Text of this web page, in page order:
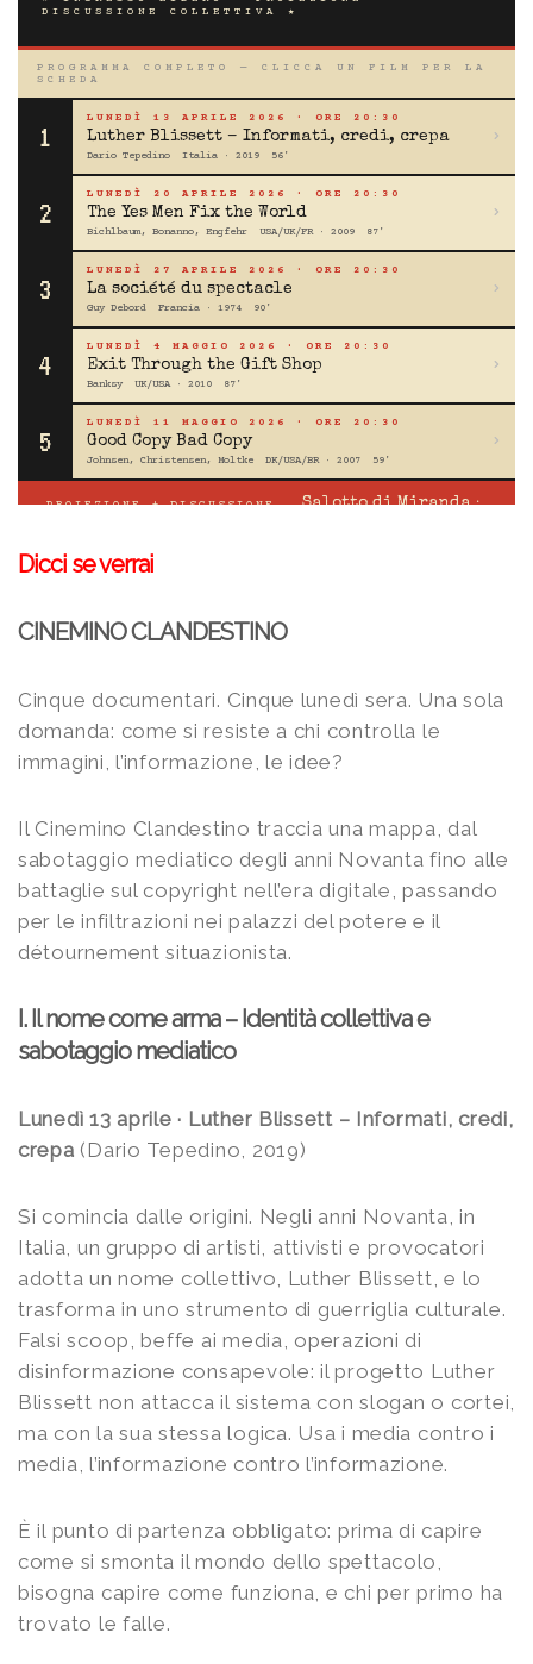
Dicci se verrai
CINEMINO CLANDESTINO
Cinque documentari. Cinque lunedì sera. Una sola
domanda: come si resiste a chi controlla le
immagini, l’informazione, le idee?
Il Cinemino Clandestino traccia una mappa, dal
sabotaggio mediatico degli anni Novanta fino alle
battaglie sul copyright nell’era digitale, passando
per le infiltrazioni nei palazzi del potere e il
détournement situazionista.
I. Il nome come arma – Identità collettiva e
sabotaggio mediatico
Lunedì 13 aprile · Luther Blissett – Informati, credi,
crepa (Dario Tepedino, 2019)
Si comincia dalle origini. Negli anni Novanta, in
Italia, un gruppo di artisti, attivisti e provocatori
adotta un nome collettivo, Luther Blissett, e lo
trasforma in uno strumento di guerriglia culturale.
Falsi scoop, beffe ai media, operazioni di
disinformazione consapevole: il progetto Luther
Blissett non attacca il sistema con slogan o cortei,
ma con la sua stessa logica. Usa i media contro i
media, l’informazione contro l’informazione.
È il punto di partenza obbligato: prima di capire
come si smonta il mondo dello spettacolo,
bisogna capire come funziona, e chi per primo ha
trovato le falle.